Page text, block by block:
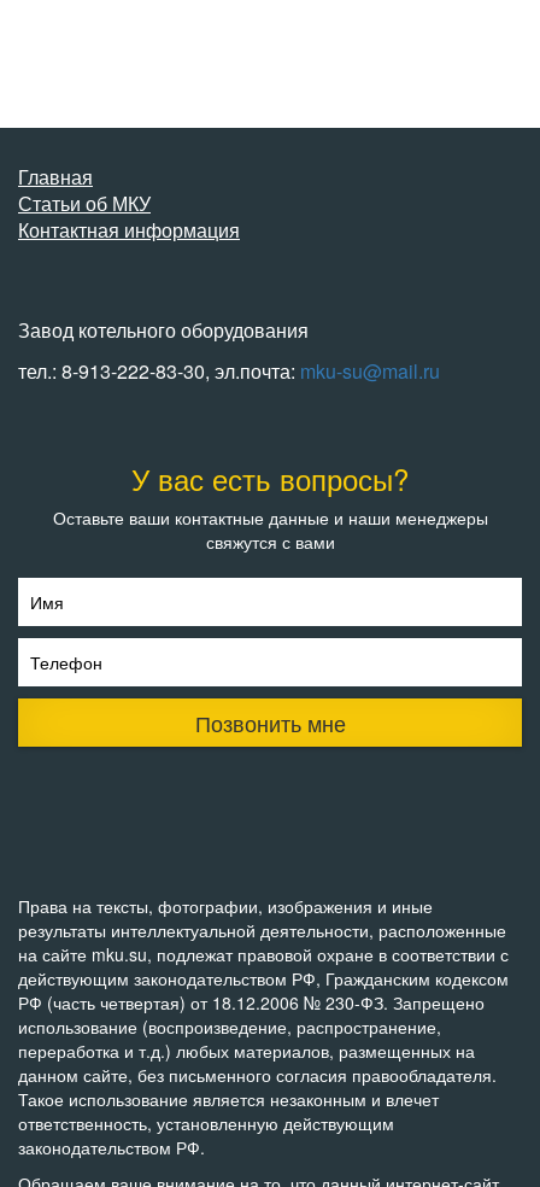
Главная
Статьи об МКУ
Контактная информация
Завод котельного оборудования
тел.: 8-913-222-83-30, эл.почта: mku-su@mail.ru
У вас есть вопросы?
Оставьте ваши контактные данные и наши менеджеры
свяжутся с вами
Имя
Телефон
Позвонить мне
Права на тексты, фотографии, изображения и иные
результаты интеллектуальной деятельности, расположенные
на сайте mku.su, подлежат правовой охране в соответствии с
действующим законодательством РФ, Гражданским кодексом
РФ (часть четвертая) от 18.12.2006 № 230-ФЗ. Запрещено
использование (воспроизведение, распространение,
переработка и т.д.) любых материалов, размещенных на
данном сайте, без письменного согласия правообладателя.
Такое использование является незаконным и влечет
ответственность, установленную действующим
законодательством РФ.